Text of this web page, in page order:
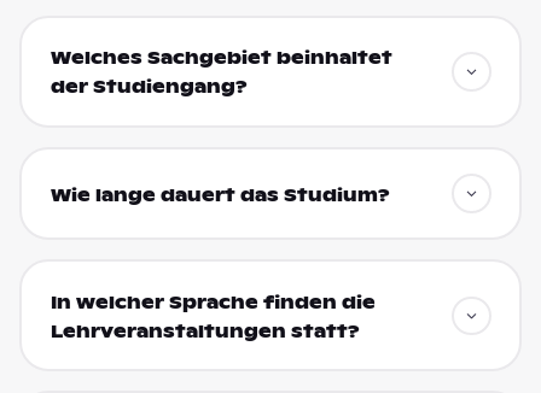
Welches Sachgebiet beinhaltet
der Studiengang?
Wie lange dauert das Studium?
In welcher Sprache finden die
Lehrveranstaltungen statt?